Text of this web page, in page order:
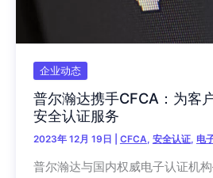
企业动态
普尔瀚达携手CFCA：为客
安全认证服务
2023年 12月 19日 CFCA, 安全认证, 电
普尔瀚达与国内权威电子认证机